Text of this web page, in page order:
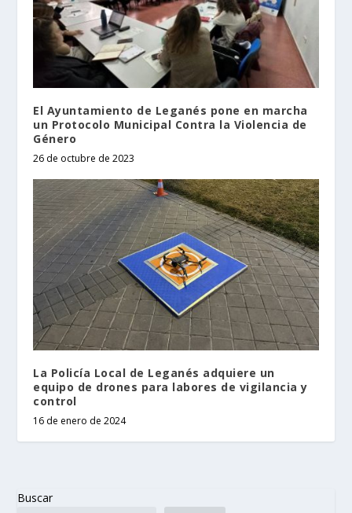
El Ayuntamiento de Leganés pone en marcha
un Protocolo Municipal Contra la Violencia de
Género
26 de octubre de 2023
La Policía Local de Leganés adquiere un
equipo de drones para labores de vigilancia y
control
16 de enero de 2024
Buscar